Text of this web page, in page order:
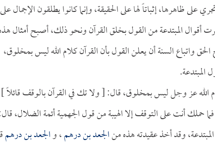
ظاهرها، إثباتاً لها على الحقيقة، وإنما كانوا يطلقون الإجمال على
أقوال المبتدعة من القول بخلق القرآن ونحو ذلك، أصبح أمثال
واتباع السنة أن يعلن القول بأن القرآن كلام الله ليس بمخلوق،
الله عز وجل ليس بمخلوق، قال: [ ولا تك في القرآن بالوقف قائلاً
أنت على التوقف إلا الهيبة من قول الجهمية أئمة الضلال،
وقد أخذ عقيدته هذه منالجعد بن درهم، والجعد بن درهم